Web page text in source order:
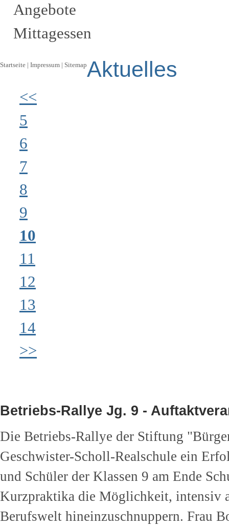
Angebote
Mittagessen
Startseite Impressum SitemapAktuelles
<<
5
6
7
8
9
10
11
12
13
14
>>
Betriebs-Rallye Jg. 9 -
Die Betriebs-Rallye der Stiftung
Geschwister-Scholl-Realschule ein
und Schüler der Klassen 9 am Ende
Kurzpraktika die Möglichkeit, intensiv
Berufswelt hineinzuschnuppern. Frau